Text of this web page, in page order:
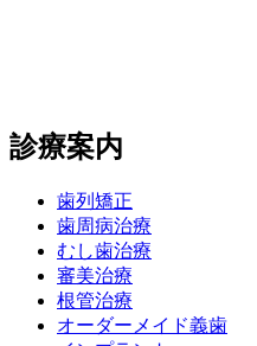
診療案内
歯列矯正
歯周病治療
むし歯治療
審美治療
根管治療
オーダーメイド義歯